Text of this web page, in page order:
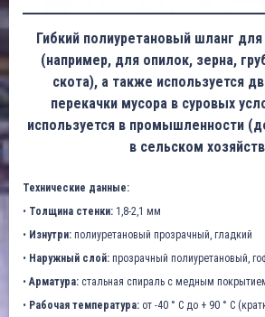
Гибкий полиуретановый шланг
(например, для опилок, зерна,
скота), а также используется
перекачки мусора в суровых
используется в промышленности
в сельском
Технические данные:
• Толщина стенки: 1,8-2,1 мм
• Изнутри: полиуретановый прозрачный, гладкий
• Наружный слой: прозрачный полиуретановый,
•Арматура: стальная спираль с медным
• Рабочая температура: от -40 ° C до + 90 ° C